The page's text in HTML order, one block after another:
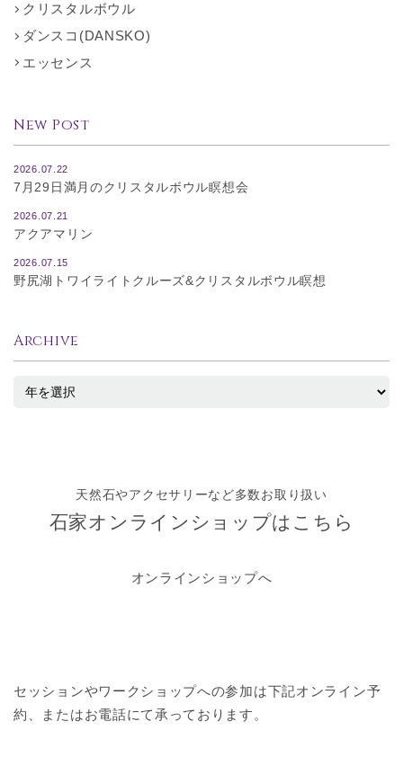
クリスタルボウル
ダンスコ(DANSKO)
エッセンス
New Post
2026.07.22
7月29日満月のクリスタルボウル瞑想会
2026.07.21
アクアマリン
2026.07.15
野尻湖トワイライトクルーズ&クリスタルボウル瞑想
Archive
天然石やアクセサリーなど多数お取り扱い
石家オンラインショップはこちら
オンラインショップへ
セッションやワークショップへの参加は下記オンライン予
約、またはお電話にて承っております。